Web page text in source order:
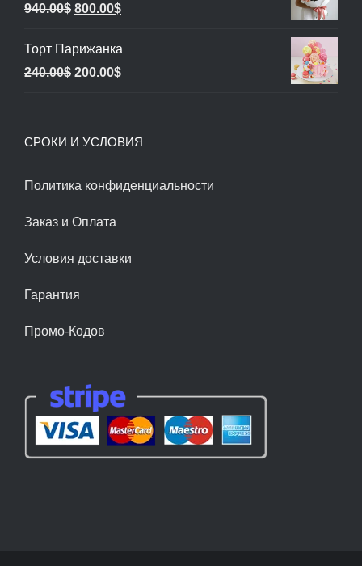
210.00$.
940.00$ Первоначальная
составляла
940.00$.
800.00$Текущая
800.00$.
Торт Парижанка
240.00$ Первоначальная
240.00$.
200.00$Текущая
СРОКИ И УСЛОВИЯ
Политика конфиденциальности
Заказ и Оплата
Условия доставки
Гарантия
Промо-Кодов